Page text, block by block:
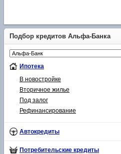
Подбор кредитов Альфа-Банка
Ипотека
В новостройке
Вторичное жилье
Под залог
Рефинансирование
Автокредиты
Потребительские кредиты